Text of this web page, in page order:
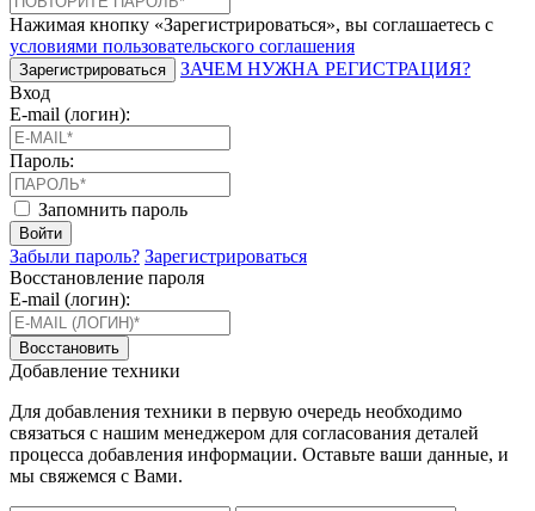
Нажимая кнопку «Зарегистрироваться», вы соглашаетесь с
условиями пользовательского соглашения
Зарегистрироваться
ЗАЧЕМ НУЖНА РЕГИСТРАЦИЯ?
Вход
E-mail (логин):
Пароль:
Запомнить пароль
Войти
Забыли пароль? Зарегистрироваться
Восстановление пароля
E-mail (логин):
Восстановить
Добавление техники
Для добавления техники в первую очередь необходимо
связаться с нашим менеджером для согласования деталей
процесса добавления информации. Оставьте ваши данные, и
мы свяжемся с Вами.